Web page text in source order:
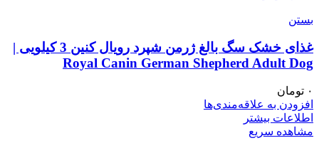
بستن
غذای خشک سگ بالغ ژرمن شپرد رویال کنین 3 کیلویی |
Royal Canin German Shepherd Adult Dog
۰ تومان
افزودن به علاقه‌مندی‌ها
اطلاعات بیشتر
مشاهده سریع